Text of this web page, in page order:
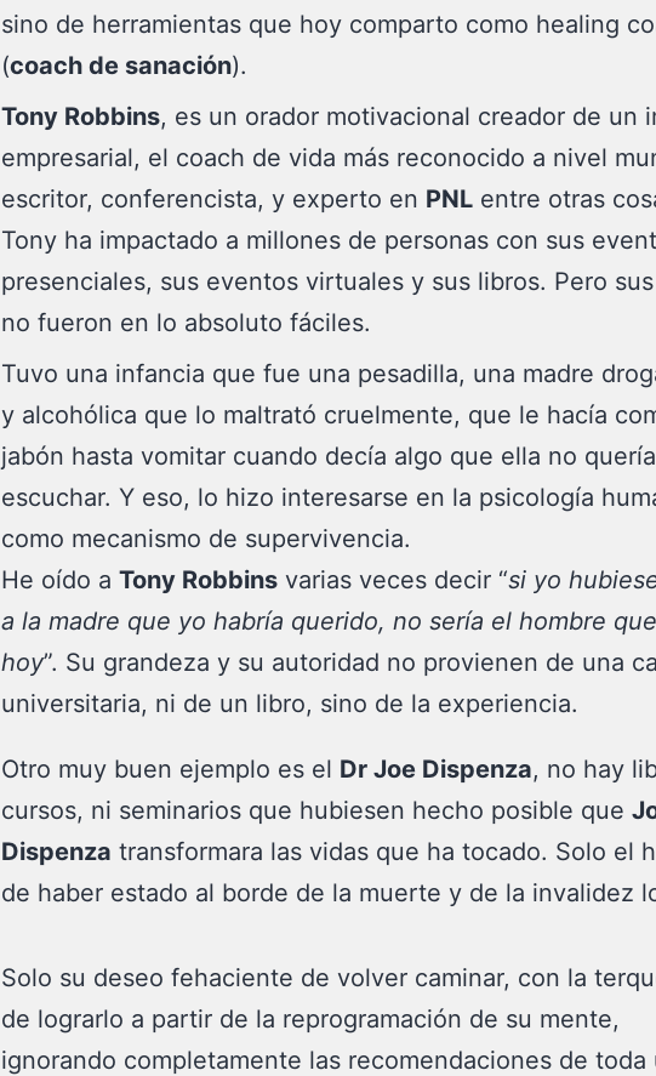
sino de herramientas que hoy comparto como healing
(coach de sanación).
Tony Robbins, es un orador motivacional creador de un
empresarial, el coach de vida más reconocido a nivel
escritor, conferencista, y experto en PNL entre otras
Tony ha impactado a millones de personas con sus
presenciales, sus eventos virtuales y sus libros. Pero
no fueron en lo absoluto fáciles.
Tuvo una infancia que fue una pesadilla, una madre
y alcohólica que lo maltrató cruelmente, que le hacía
jabón hasta vomitar cuando decía algo que ella no quería
escuchar. Y eso, lo hizo interesarse en la psicología
como mecanismo de supervivencia.
He oído a Tony Robbins varias veces decir “si yo
a la madre que yo habría querido, no sería el hombre
hoy”. Su grandeza y su autoridad no provienen de una
universitaria, ni de un libro, sino de la experiencia.
Otro muy buen ejemplo es el Dr Joe Dispenza, no hay
cursos, ni seminarios que hubiesen hecho posible que
Dispenza transformara las vidas que ha tocado. Solo el
de haber estado al borde de la muerte y de la invalidez
Solo su deseo fehaciente de volver caminar, con la
de lograrlo a partir de la reprogramación de su mente,
ignorando completamente las recomendaciones de toda